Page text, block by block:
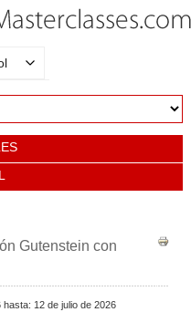
Gutenstein con
hasta: 12 de julio de 2026